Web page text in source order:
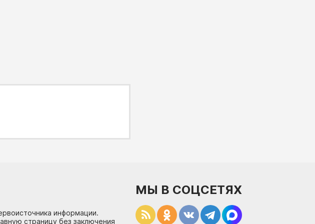
информации.
страницу без заключения
МЫ В СОЦСЕТЯХ